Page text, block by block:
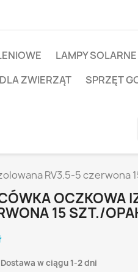
LAMPY SOLARNE
ZWIERZĄT
SPRZĘT
RV3.5-5 czerwona
OCZKOWA
15 SZT./
Dostawa w ciągu 1-2 dni